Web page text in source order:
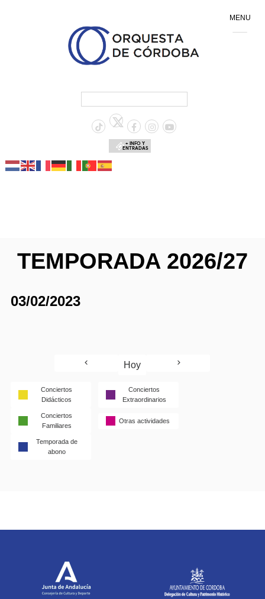
+ INFO Y
ENTRADAS
TEMPORADA 2026/27
03/02/2023
Hoy
Conciertos
Didácticos
Conciertos
Extraordinarios
Conciertos
Familiares
Otras actividades
Temporada de
abono
MENU